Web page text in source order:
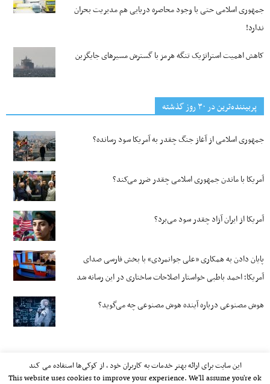
جمهوری اسلامی حتی با وجود محاصره دریایی هم مدیریت بحران
ندارد!
کاهش اهمیت استراتژیک تنگه‌ هرمز با گسترش مسیرهای جایگزین
پربیننده‌ترین‌ در ۳۰ روز گذشته
جمهوری اسلامی از آغاز جنگ چقدر به آمریکا سود رسانده؟
آمریکا با ماندن جمهوری اسلامی چقدر ضرر می‌کند؟
آمریکا از ایران آزاد چقدر سود می‌برد؟
پایان دادن به همکاری «علی جوانمردی» با بخش فارسی صدای
آمریکا؛ احمد باطبی خواستار اصلاحات ساختاری در این رسانه شد
هوش مصنوعی درباره آینده هوش مصنوعی چه می‌گوید؟
این سایت برای ارائه بهتر خدمات به کاربران خود ، از کوکی‌ها استفاده می کند
This website uses cookies to improve your experience. We'll assume you're ok